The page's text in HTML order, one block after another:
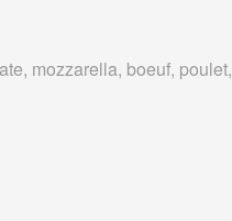
mozzarella, boeuf, poulet,